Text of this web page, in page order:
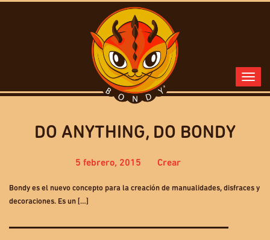
DO ANYTHING, DO BONDY
5 febrero, 2015 Crear
Bondy es el nuevo concepto para la creación de manualidades, disfraces y
decoraciones. Es un […]